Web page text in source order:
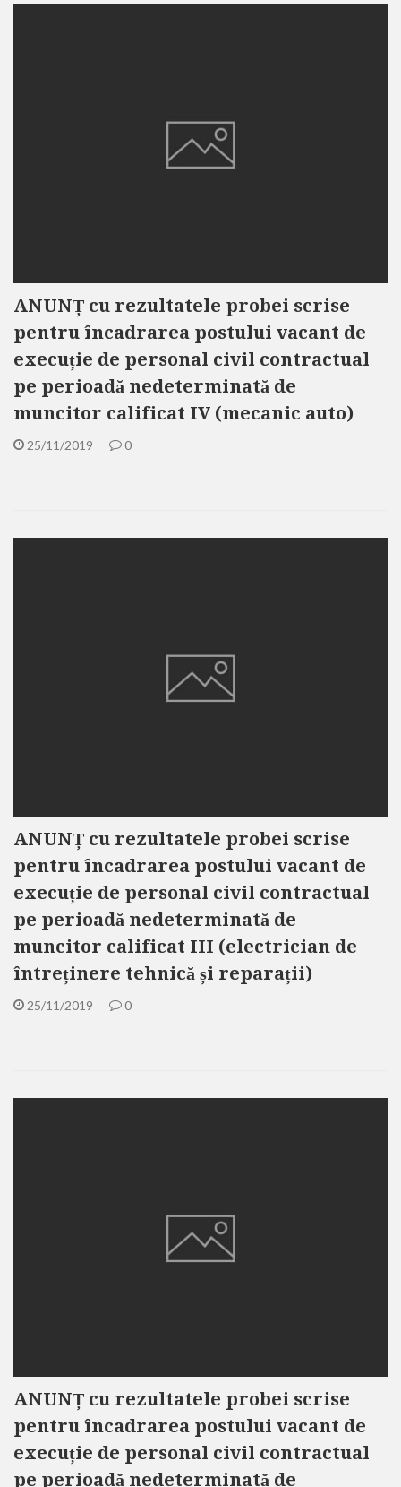
ANUNȚ cu rezultatele probei scrise
pentru încadrarea postului vacant de
execuție de personal civil contractual
pe perioadă nedeterminată de
muncitor calificat IV (mecanic auto)
25/11/2019 0
ANUNȚ cu rezultatele probei scrise
pentru încadrarea postului vacant de
execuție de personal civil contractual
pe perioadă nedeterminată de
muncitor calificat III (electrician de
întreținere tehnică și reparații)
25/11/2019 0
ANUNȚ cu rezultatele probei scrise
pentru încadrarea postului vacant de
execuție de personal civil contractual
pe perioadă nedeterminată de